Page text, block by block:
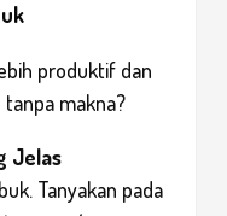
produktif dan
makna?
Jelas
Tanyakan pada